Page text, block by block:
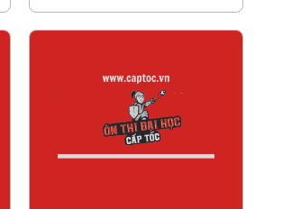
Xem chi tiết